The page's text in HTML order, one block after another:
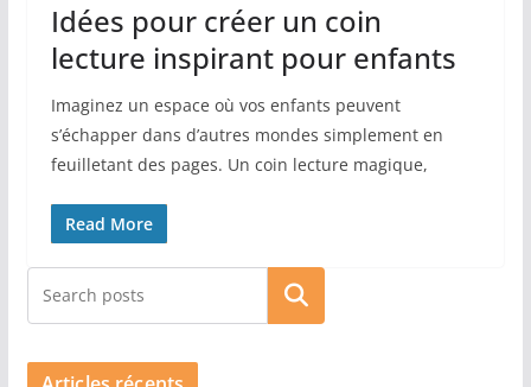
Idées pour créer un coin
lecture inspirant pour enfants
Imaginez un espace où vos enfants peuvent
s’échapper dans d’autres mondes simplement en
feuilletant des pages. Un coin lecture magique,
Read More
Rechercher